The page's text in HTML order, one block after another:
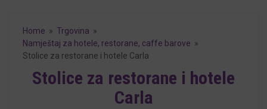
Home » Trgovina »
Namještaj za hotele, restorane, caffe barove »
Stolice za restorane i hotele Carla
Stolice za restorane i hotele
Carla